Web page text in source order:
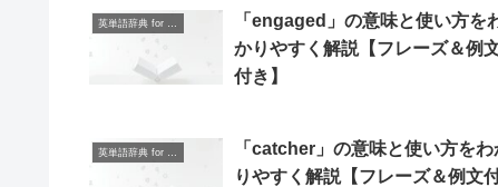
「engaged」の意味と使い方を
かりやすく解説【フレーズ＆例
付き】
「catcher」の意味と使い方をわ
りやすく解説【フレーズ＆例文